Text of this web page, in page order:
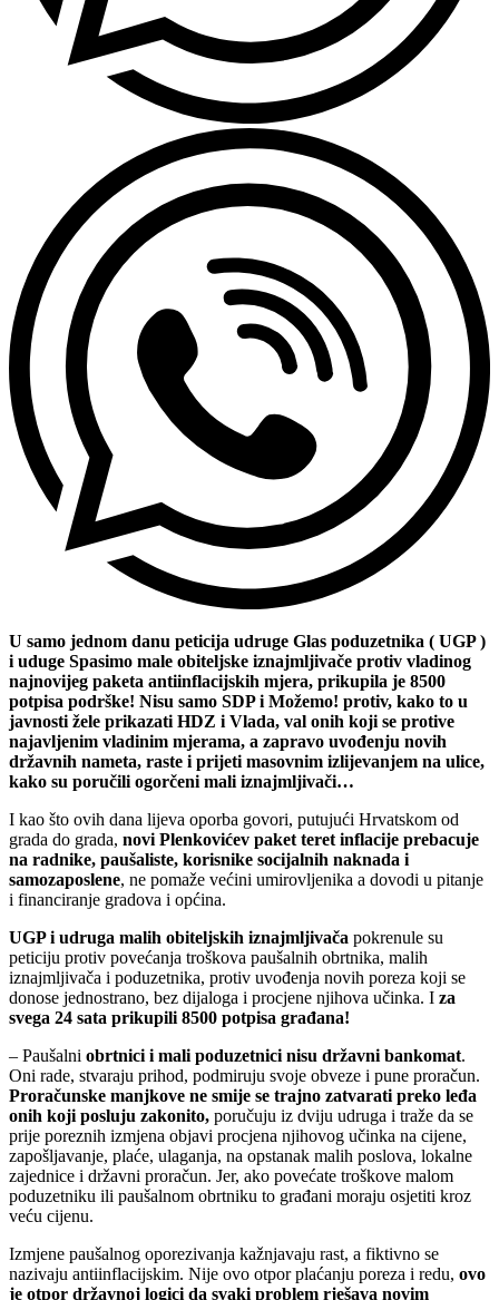
U samo jednom danu peticija udruge Glas poduzetnika ( UGP )
i uduge Spasimo male obiteljske iznajmljivače protiv vladinog
najnovijeg paketa antiinflacijskih mjera, prikupila je 8500
potpisa podrške! Nisu samo SDP i Možemo! protiv, kako to u
javnosti žele prikazati HDZ i Vlada, val onih koji se protive
najavljenim vladinim mjerama, a zapravo uvođenju novih
državnih nameta, raste i prijeti masovnim izlijevanjem na ulice,
kako su poručili ogorčeni mali iznajmljivači…
I kao što ovih dana lijeva oporba govori, putujući Hrvatskom od
grada do grada, novi Plenkovićev paket teret inflacije prebacuje
na radnike, paušaliste, korisnike socijalnih naknada i
samozaposlene, ne pomaže većini umirovljenika a dovodi u pitanje
i financiranje gradova i općina.
UGP i udruga malih obiteljskih iznajmljivača pokrenule su
peticiju protiv povećanja troškova paušalnih obrtnika, malih
iznajmljivača i poduzetnika, protiv uvođenja novih poreza koji se
donose jednostrano, bez dijaloga i procjene njihova učinka. I za
svega 24 sata prikupili 8500 potpisa građana!
– Paušalni obrtnici i mali poduzetnici nisu državni bankomat.
Oni rade, stvaraju prihod, podmiruju svoje obveze i pune proračun.
Proračunske manjkove ne smije se trajno zatvarati preko leđa
onih koji posluju zakonito, poručuju iz dviju udruga i traže da se
prije poreznih izmjena objavi procjena njihovog učinka na cijene,
zapošljavanje, plaće, ulaganja, na opstanak malih poslova, lokalne
zajednice i državni proračun. Jer, ako povećate troškove malom
poduzetniku ili paušalnom obrtniku to građani moraju osjetiti kroz
veću cijenu.
Izmjene paušalnog oporezivanja kažnjavaju rast, a fiktivno se
nazivaju antiinflacijskim. Nije ovo otpor plaćanju poreza i redu, ovo
je otpor državnoj logici da svaki problem rješava novim